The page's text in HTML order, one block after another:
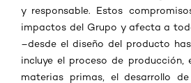
y responsable. Estos
impactos del Grupo y afecta a
–desde el diseño del producto
incluye el proceso de producción,
materias primas, el desarrollo